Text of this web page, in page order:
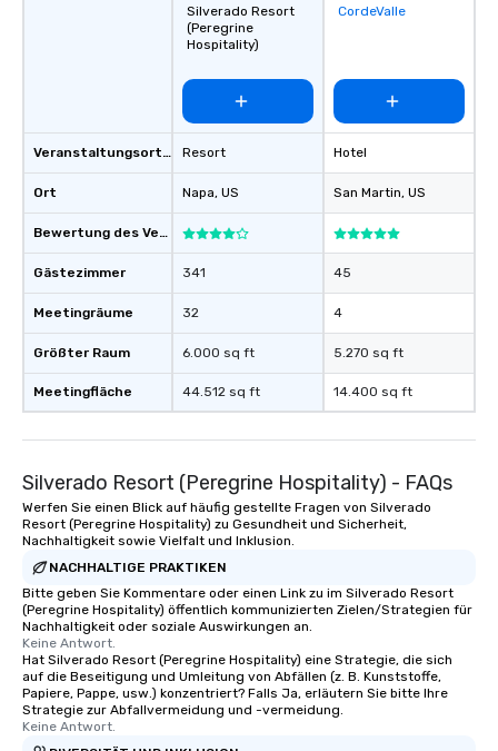
Veranstaltungsortstyp
Ort
Bewertung des Veranstaltungsortes
Gästezimmer
Meetingräume
Größter Raum
Meetingfläche
Silverado Resort
(Peregrine
Hospitality)
Resort
Napa, US
341
32
6.000 sq ft
44.512 sq ft
Removed from
CordeValle
Hotel
San Martin, US
45
4
5.270 sq ft
14.400 sq ft
Silverado Resort (Peregrine Hospitality) - FAQs
Werfen Sie einen Blick auf häufig gestellte Fragen von Silverado
Resort (Peregrine Hospitality) zu Gesundheit und Sicherheit,
Nachhaltigkeit sowie Vielfalt und Inklusion.
NACHHALTIGE PRAKTIKEN
Bitte geben Sie Kommentare oder einen Link zu im Silverado Resort
(Peregrine Hospitality) öffentlich kommunizierten Zielen/Strategien für
Nachhaltigkeit oder soziale Auswirkungen an.
Keine Antwort.
Hat Silverado Resort (Peregrine Hospitality) eine Strategie, die sich
auf die Beseitigung und Umleitung von Abfällen (z. B. Kunststoffe,
Papiere, Pappe, usw.) konzentriert? Falls Ja, erläutern Sie bitte Ihre
Strategie zur Abfallvermeidung und -vermeidung.
Keine Antwort.